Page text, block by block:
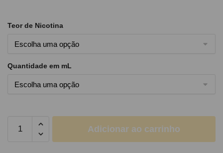
Teor de Nicotina
Quantidade em mL
Adicionar ao carrinho